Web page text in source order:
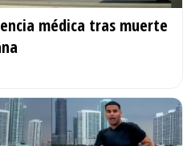
médica tras muerte